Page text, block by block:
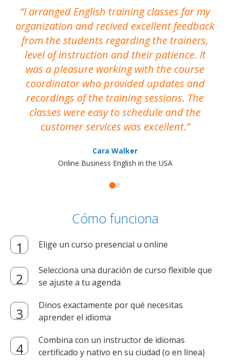
I arranged English training classes for my
organization and recived excellent feedback
from the students regarding the trainers,
level of instruction and their patience. It
was a pleasure working with the course
coordinator who provided updates and
recordings of the training sessions. The
classes were easy to schedule and the
customer services was excellent.
Cara Walker
Online Business English in the USA
Cómo funciona
Elige un curso presencial u online
Selecciona una duración de curso flexible que
se ajuste a tu agenda
Dinos exactamente por qué necesitas
aprender el idioma
Combina con un instructor de idiomas
certificado y nativo en su ciudad (o en línea)